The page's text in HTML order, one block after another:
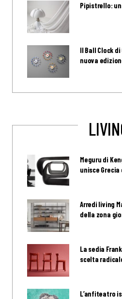
Pipistrello:
Il Ball Clock
nuova
Meguru di
unisce Grecia
Arredi living
della zona
La sedia
scelta
L’anfiteatro